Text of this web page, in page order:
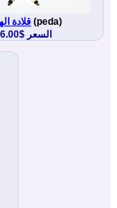
قلادة (peda)
السعر $26.00